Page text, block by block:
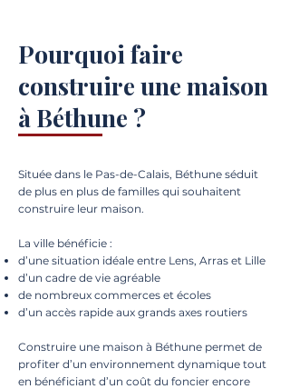
Pourquoi faire
construire une maison
à Béthune ?
Située dans le Pas-de-Calais, Béthune séduit
de plus en plus de familles qui souhaitent
construire leur maison.
La ville bénéficie :
d’une situation idéale entre Lens, Arras et Lille
d’un cadre de vie agréable
de nombreux commerces et écoles
d’un accès rapide aux grands axes routiers
Construire une maison à Béthune permet de
profiter d’un environnement dynamique tout
en bénéficiant d’un coût du foncier encore